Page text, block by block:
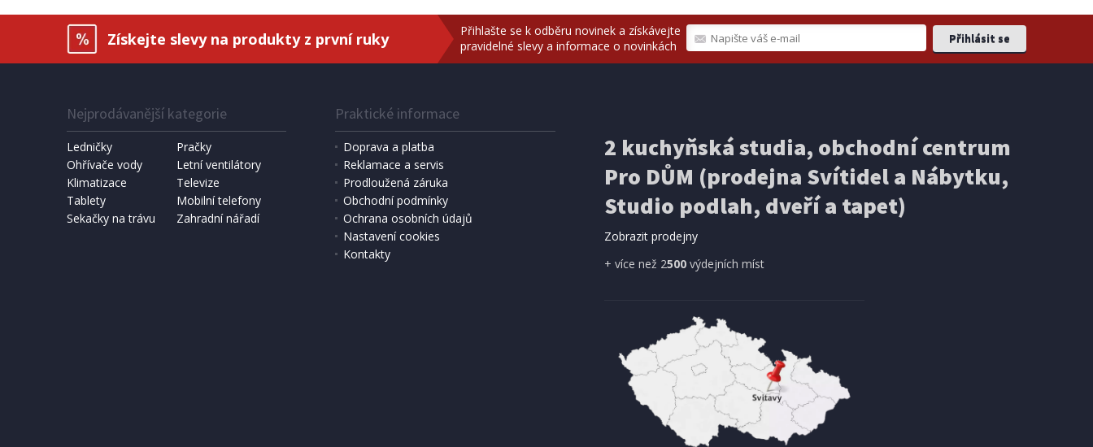
Získejte slevy na produkty z první ruky
Přihlašte se k odběru novinek a získávejte
pravidelné slevy a informace o novinkách
Nejprodávanější kategorie
Ledničky
Pračky
Ohřívače vody
Letní ventilátory
Klimatizace
Televize
Tablety
Mobilní telefony
Sekačky na trávu
Zahradní nářadí
Praktické informace
Doprava a platba
Reklamace a servis
Prodloužená záruka
Obchodní podmínky
Ochrana osobních údajů
Nastavení cookies
Kontakty
2 kuchyňská studia, obchodní centrum
Pro DŮM (prodejna Svítidel a Nábytku,
Studio podlah, dveří a tapet)
Zobrazit prodejny
+ více než 2500výdejních míst